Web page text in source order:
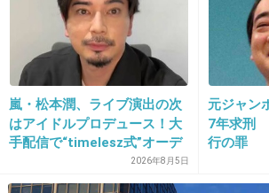
北野武映画とか
+1463
26. 匿名2016/02/06(土) 14:01:45
タトゥーってかっこいいかなぁ
嵐・松本潤、ライブ演出の次
はアイドルプロデュース！大
手配信で“timelesz式”オーデ
ィション番組が進行中か2026年8月5日
元ジャン
7年求刑
行の罪